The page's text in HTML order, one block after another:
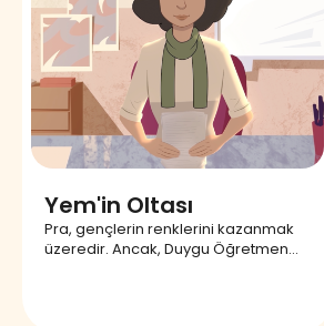
Yem'in Oltası
Pra, gençlerin renklerini kazanmak
üzeredir. Ancak, Duygu Öğretmen